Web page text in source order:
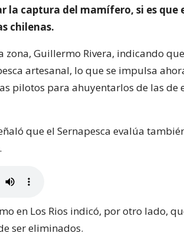
la captura del mamífero, si es que
chilenas.
Guillermo Rivera, indicando
artesanal, lo que se impulsa
pilotos para ahuyentarlos de las de
que el Sernapesca evalúa
en Los Rios indicó, por otro lado,
ser eliminados.